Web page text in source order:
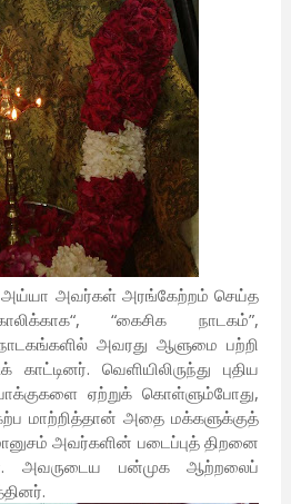
அய்யா அவர்கள் அரங்கேற்றம் செய்த
“கைசிக நாடகம்”,
நாடகங்களில் அவரது ஆளுமை பற்றி
காட்டினர். வெளியிலிருந்து புதிய
ஏற்றுக் கொள்ளும்போது,
மாற்றித்தான் அதை மக்களுக்குத்
அவர்களின் படைப்புத் திறனை
அவருடைய பன்முக ஆற்றலைப்